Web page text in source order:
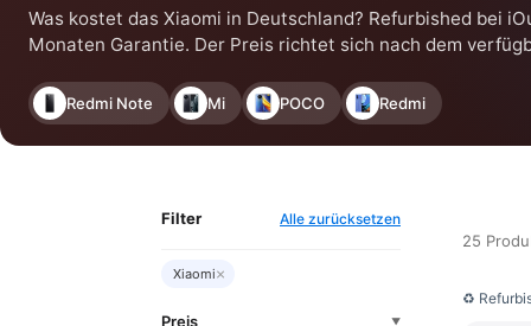
Was kostet das Xiaomi in Deutschland? Refurbished bei
Monaten Garantie. Der Preis richtet sich nach dem
Redmi Note Mi POCO Redmi
Filter Alle zurücksetzen
Xiaomi×
Preis ▼
25
♻